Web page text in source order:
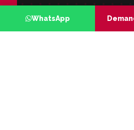
WhatsApp